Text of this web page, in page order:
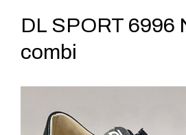
DL SPORT 6996
combi